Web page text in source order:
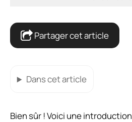
Partager cet article
Dans cet article
Bien sûr ! Voici une